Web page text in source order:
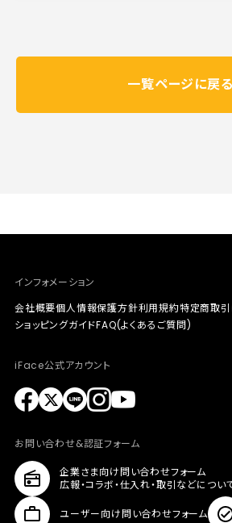
一覧ページに戻る
インフォメーション
会社概要個人情報保護方針利用規約特定商取
ショッピングガイドFAQ(よくあるご質問)
iFace公式アカウント
お問い合わせ&認証フォーム
企業さま向け問い合わせフォーム
広報・コラボ・仕入れ・取引などについ
ユーザー向け問い合わせフォーム